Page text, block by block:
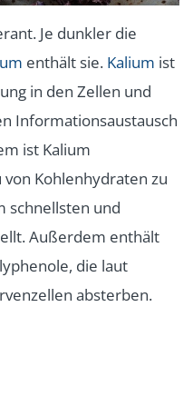
Je dunkler die
enthält sie. Kalium ist
in den Zellen und
Informationsaustausch
ist Kalium
Kohlenhydraten zu
schnellsten und
Außerdem enthält
die laut
absterben.